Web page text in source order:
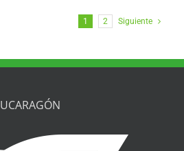
1 2 Siguiente
UCARAGÓN